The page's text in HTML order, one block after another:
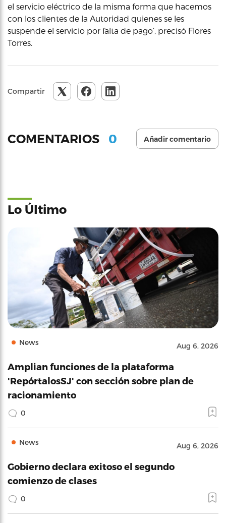
el servicio eléctrico de la misma forma que hacemos
con los clientes de la Autoridad quienes se les
suspende el servicio por falta de pago’, precisó Flores
Torres.
Compartir
COMENTARIOS 0 Añadir comentario
Lo Último
News Aug 6, 2026
Amplian funciones de la plataforma
'RepórtalosSJ' con sección sobre plan de
racionamiento
0
News Aug 6, 2026
Gobierno declara exitoso el segundo
comienzo de clases
0